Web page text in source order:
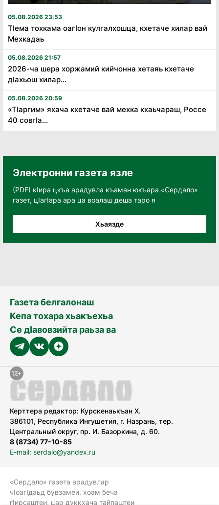
05.08.2026 23:53
Тӏема тохкама оагӏон кулгалхошца, кхетаче хилар вай
Мехкадаь
05.08.2026 21:57
2026-ча шера хоржамий кийчонна хетаяь кхетаче
дӏахьош хилар...
05.08.2026 20:59
«Тӏаргим» яхача кхетаче вай мехка кхаьчараш, Россе
40 совгӏа...
Электронни газета язле
(PDF) кӀира цкъа арадувла къаман юкъара «Сердало»
газет, цӀагӀара ара ца воалаш деша таро я
Хьаязде
Газета белгалонаш
Кепа тохара хьакъехьа
Се дӀавовзийта раьза ва
Керттера редактор: Курскенаькъан Х.
386101, Республика Ингушетия, г. Назрань, тер.
Центральный округ, пр. И. Базоркина, д. 60.
8 (8734) 77-10-85
E-mail: serdalo@yandex.ru
«Сердало» газета арадувлар
чIоагIдаьд бувзамеи, хоам беча
гIирсаштеи, цар дуккхача тайпаштеи